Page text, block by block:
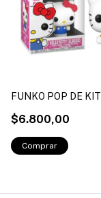
FUNKO POP DE
$6.800,00